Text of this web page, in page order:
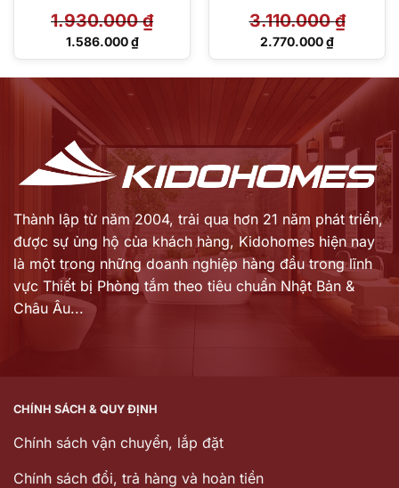
1.930.000₫
Giá
1.586.000₫
Giá
3.110.000₫
Giá
2.770.000₫
Giá
2.770.000 ₫.
Thành lập từ năm 2004, trải qua hơn 21 năm phát triển,
được sự ủng hộ của khách hàng, Kidohomes hiện nay
là một trong những doanh nghiệp hàng đầu trong lĩnh
vực Thiết bị Phòng tắm theo tiêu chuẩn Nhật Bản &
Châu Âu...
CHÍNH SÁCH & QUY ĐỊNH
Chính sách vận chuyển, lắp đặt
Chính sách đổi, trả hàng và hoàn tiền